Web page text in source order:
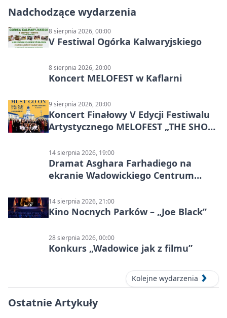
Nadchodzące wydarzenia
8 sierpnia 2026, 00:00
V Festiwal Ogórka Kalwaryjskiego
8 sierpnia 2026, 20:00
Koncert MELOFEST w Kaflarni
9 sierpnia 2026, 20:00
Koncert Finałowy V Edycji Festiwalu
Artystycznego MELOFEST „THE SHOW
14 sierpnia 2026, 19:00
Dramat Asghara Farhadiego na
ekranie Wadowickiego Centrum
14 sierpnia 2026, 21:00
Kino Nocnych Parków – „Joe Black”
28 sierpnia 2026, 00:00
Konkurs „Wadowice jak z filmu”
Kolejne wydarzenia
Ostatnie Artykuły